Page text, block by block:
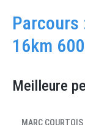
Parcours
16km
Meilleure
MARC COURTOIS